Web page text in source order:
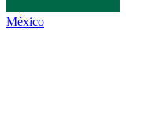
México